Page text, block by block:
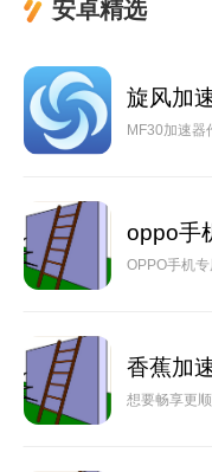
安卓精选
旋风加
MF30加速器
oppo手
OPPO手机
香蕉加
想要畅享更